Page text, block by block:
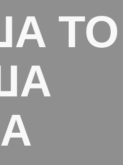
ТО